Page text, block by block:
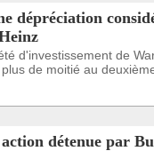
dépréciation
d'investissement de
de moitié au
détenue par